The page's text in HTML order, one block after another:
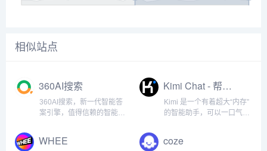
相似站点
360AI搜索
360AI搜索，新一代智能答
案引擎，值得信赖的智能搜
面的答案。AI对用户提问进
Kimi Chat - 帮你看更大的世界
Kimi 是一个有着超大“内存”
的智能助手，可以一口气读
Kimi Chat - Moonshot AI 出
WHEE coze